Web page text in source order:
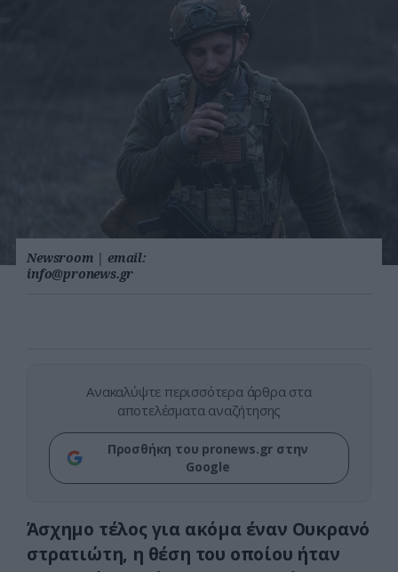
Newsroom | email:
info@pronews.gr
Ανακαλύψτε περισσότερα άρθρα στα
αποτελέσματα αναζήτησης
Προσθήκη του pronews.gr στην
Google
Άσχημο τέλος για ακόμα έναν Ουκρανό
στρατιώτη, η θέση του οποίου ήταν